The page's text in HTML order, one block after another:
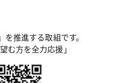
を推進する取組です。
方を全力応援」